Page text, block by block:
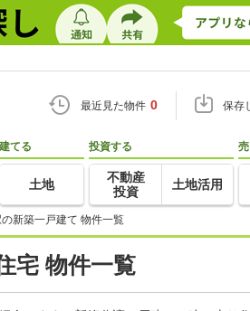
最近見た物件 0 保存
建てる
土地
投資する
不動産
投資
土地活用
新築一戸建て 物件一覧
宅 物件一覧